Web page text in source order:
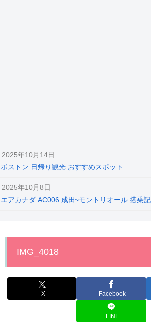
2025年10月14日
ボストン 日帰り観光 おすすめスポット
2025年10月8日
エアカナダ AC006 成田~モントリオール 搭乗記
IMG_4018
X Facebook
LINE